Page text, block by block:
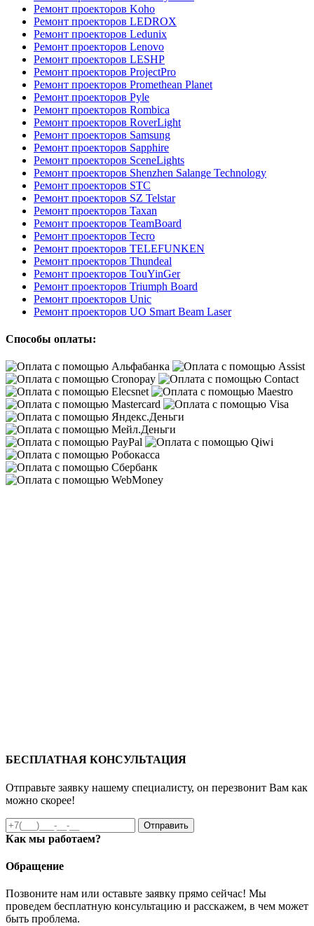
Ремонт проекторов Koho
Ремонт проекторов LEDROX
Ремонт проекторов Ledunix
Ремонт проекторов Lenovo
Ремонт проекторов LESHP
Ремонт проекторов ProjectPro
Ремонт проекторов Promethean Planet
Ремонт проекторов Pyle
Ремонт проекторов Rombica
Ремонт проекторов RoverLight
Ремонт проекторов Samsung
Ремонт проекторов Sapphire
Ремонт проекторов SceneLights
Ремонт проекторов Shenzhen Salange Technology
Ремонт проекторов STC
Ремонт проекторов SZ Telstar
Ремонт проекторов Taxan
Ремонт проекторов TeamBoard
Ремонт проекторов Tecro
Ремонт проекторов TELEFUNKEN
Ремонт проекторов Thundeal
Ремонт проекторов TouYinGer
Ремонт проекторов Triumph Board
Ремонт проекторов Unic
Ремонт проекторов UO Smart Beam Laser
Способы оплаты:
БЕСПЛАТНАЯ КОНСУЛЬТАЦИЯ
Отправьте заявку нашему специалисту, он перезвонит Вам как
можно скорее!
Отправить
Как мы работаем?
Обращение
Позвоните нам или оставьте заявку прямо сейчас! Мы
проведем бесплатную консультацию и расскажем, в чем может
быть проблема.